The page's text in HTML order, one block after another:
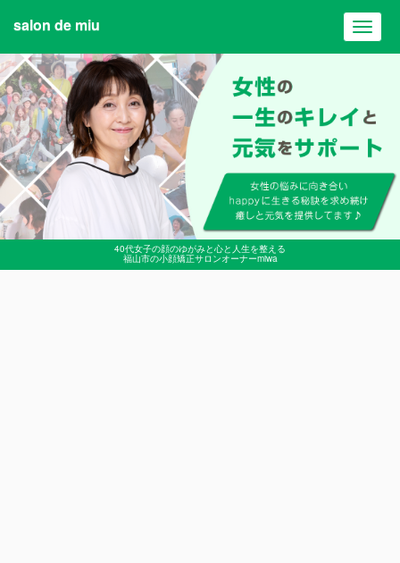
40代女子の顔のゆがみと心と人生を整える
福山市の小顔矯正サロンオーナーmiwa
salon de miu